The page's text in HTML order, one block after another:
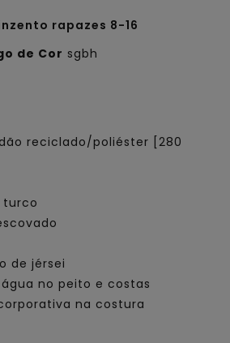
rapazes 8-16
de Cor sgbh
reciclado/poliéster [280
turco
de jérsei
no peito e costas
na costura